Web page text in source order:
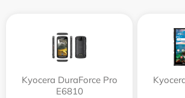
Kyocera DuraForce Pro
E6810